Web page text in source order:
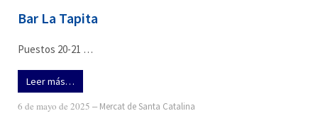
Bar La Tapita
Puestos 20-21 …
Leer más…
6 de mayo de 2025 ‒ Mercat de Santa Catalina